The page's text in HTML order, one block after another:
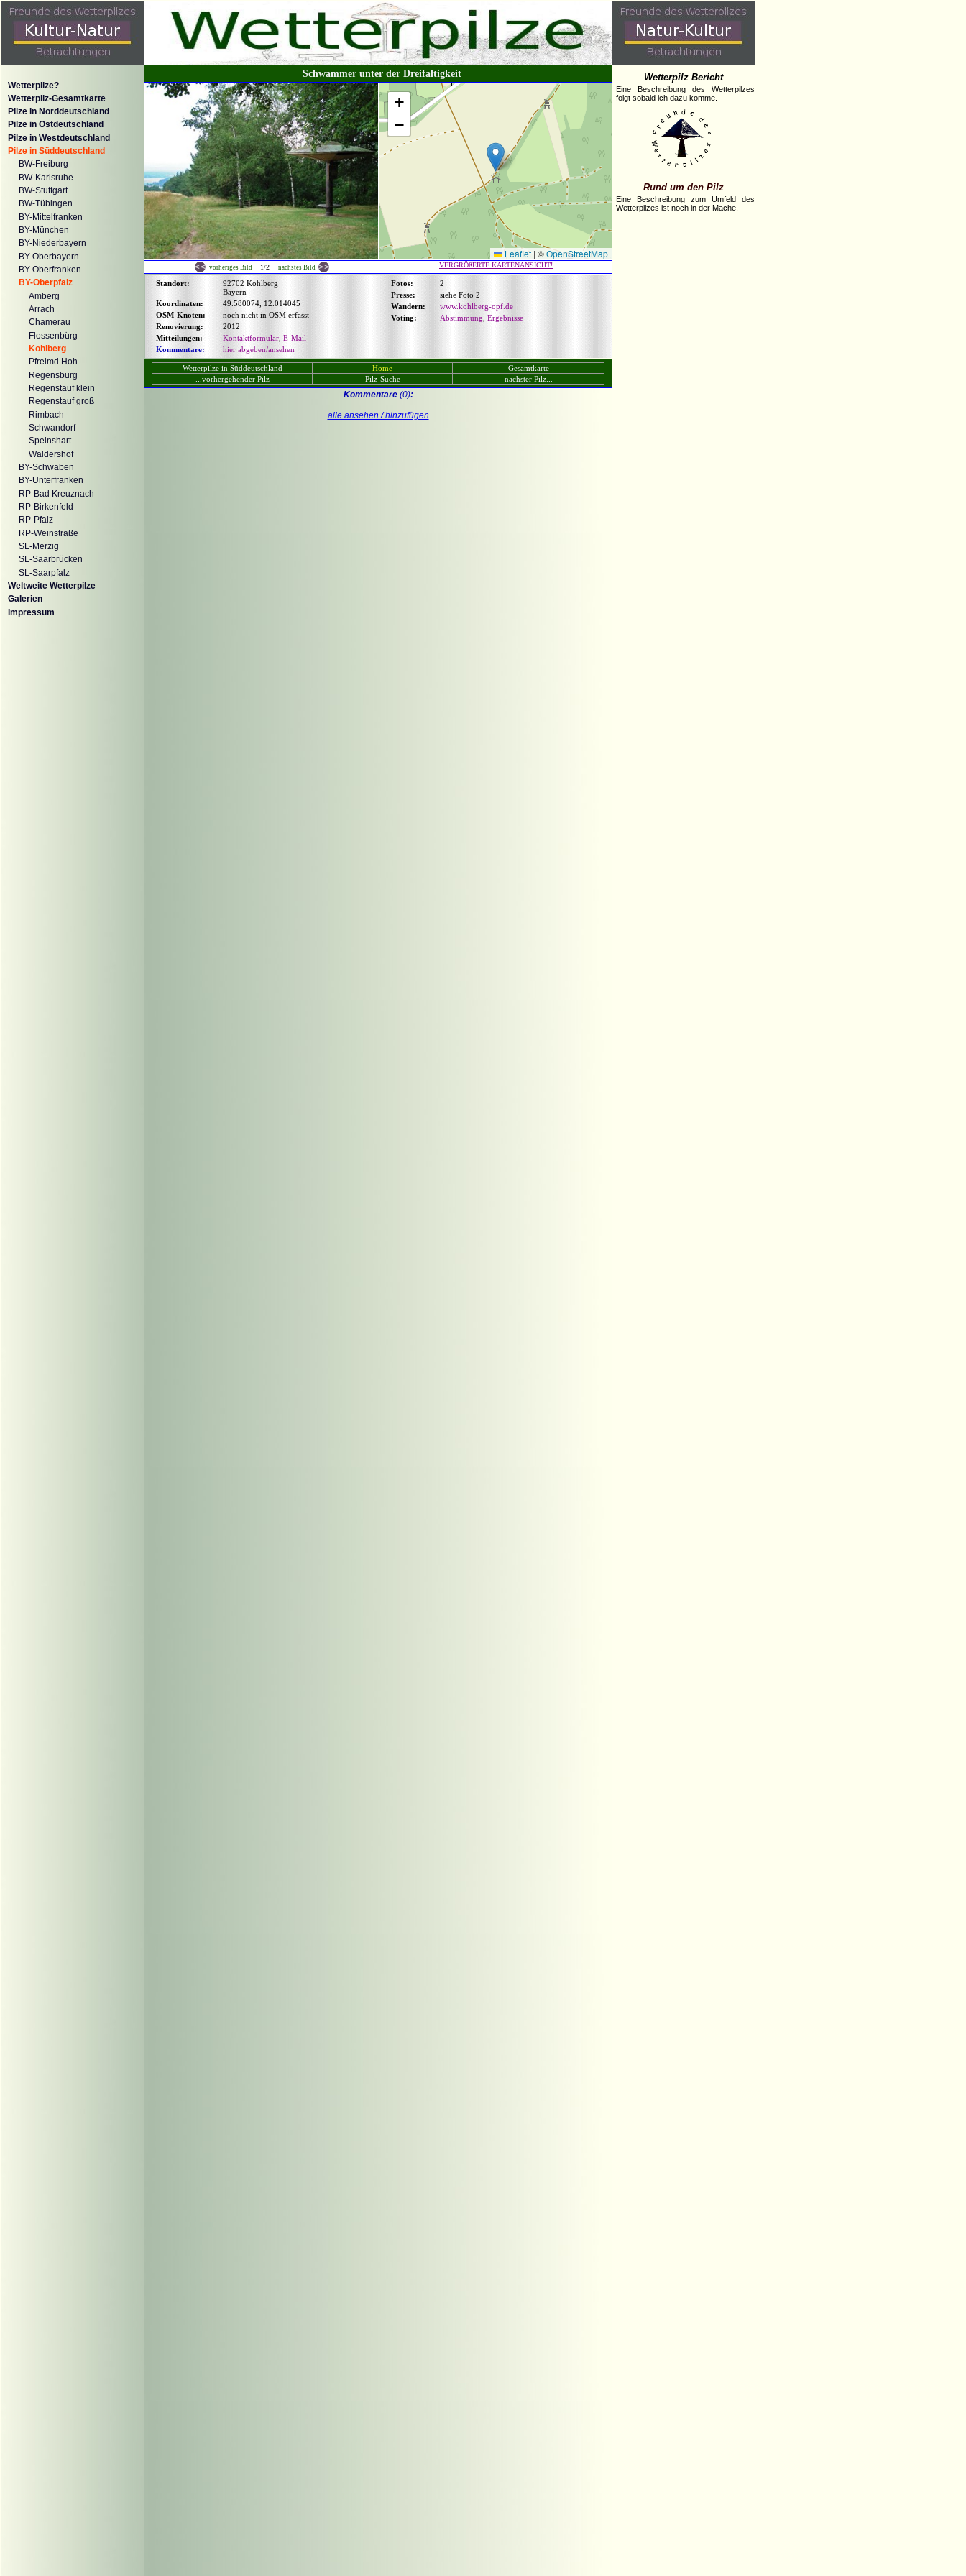
Wetterpilze?
Wetterpilz-Gesamtkarte
Pilze in Norddeutschland
Pilze in Ostdeutschland
Pilze in Westdeutschland
Pilze in Süddeutschland
BW-Freiburg
BW-Karlsruhe
BW-Stuttgart
BW-Tübingen
BY-Mittelfranken
BY-München
BY-Niederbayern
BY-Oberbayern
BY-Oberfranken
BY-Oberpfalz
Amberg
Arrach
Chamerau
Flossenbürg
Kohlberg
Pfreimd Hoh.
Regensburg
Regenstauf klein
Regenstauf groß
Rimbach
Schwandorf
Speinshart
Waldershof
BY-Schwaben
BY-Unterfranken
RP-Bad Kreuznach
RP-Birkenfeld
RP-Pfalz
RP-Weinstraße
SL-Merzig
SL-Saarbrücken
SL-Saarpfalz
Weltweite Wetterpilze
Galerien
Impressum
Schwammer unter der Dreifaltigkeit
+
−
Leaflet |©OpenStreetMap
vorheriges Bild 1/2 nächstes Bild VERGRÖßERTE KARTENANSICHT!
Standort:
92702 Kohlberg
Bayern
Koordinaten:
49.580074, 12.014045
OSM-Knoten:
noch nicht in OSM erfasst
Renovierung:
2012
Mitteilungen:
Kontaktformular E-Mail
Kommentare:
hier abgeben/ansehen
Fotos:
2
Presse:
siehe Foto 2
Wandern:
www.kohlberg-opf.de
Voting:
Abstimmung Ergebnisse
Wetterpilze in Süddeutschland Home
Gesamtkarte
...vorhergehender Pilz
Pilz-Suche nächster Pilz...
Kommentare(0):
alle ansehen / hinzufügen
Wetterpilz Bericht
Eine Beschreibung des Wetterpilzes
folgt sobald ich dazu komme.
Rund um den Pilz
Eine Beschreibung zum Umfeld des
Wetterpilzes ist noch in der Mache.